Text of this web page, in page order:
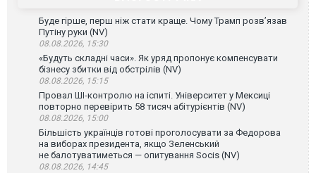
Буде гірше, перш ніж стати краще. Чому Трамп розв’язав
Путіну руки (NV)
08.08.2026, 15:30
«Будуть складні часи». Як уряд пропонує компенсувати
бізнесу збитки від обстрілів (NV)
08.08.2026, 15:15
Провал ШІ-контролю на іспиті. Університет у Мексиці
повторно перевірить 58 тисяч абітурієнтів (NV)
08.08.2026, 15:00
Більшість українців готові проголосувати за Федорова
на виборах президента, якщо Зеленський
не балотуватиметься — опитування Socis (NV)
08.08.2026, 14:45